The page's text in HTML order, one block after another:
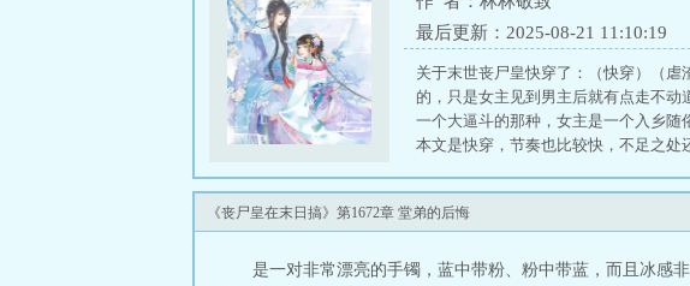
最后更新：2025-08-21 11:10:19
关于末世丧尸皇快穿了：（快穿）（
的，只是女主见到男主后就有点走不
一个大逼斗的那种，女主是一个入乡
本文是快穿，节奏也比较快，不足之处
《丧尸皇在末日搞》第1672章 堂弟的后悔
是一对非常漂亮的手镯，蓝中带粉、粉中带蓝，而且冰感